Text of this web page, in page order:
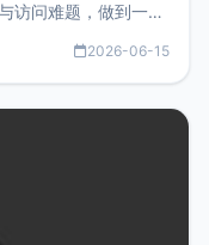
访问难题，做到一处
2026-06-15